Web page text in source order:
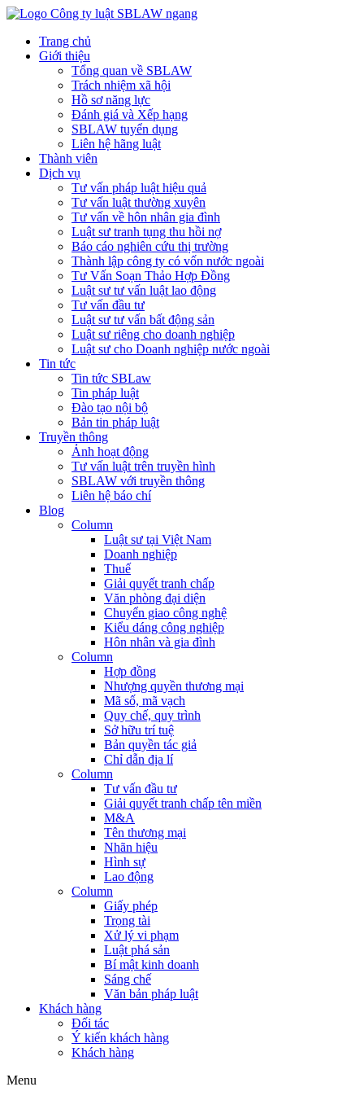
Trang chủ
Giới thiệu
Tổng quan về SBLAW
Trách nhiệm xã hội
Hồ sơ năng lực
Đánh giá và Xếp hạng
SBLAW tuyển dụng
Liên hệ hãng luật
Thành viên
Dịch vụ
Tư vấn pháp luật hiệu quả
Tư vấn luật thường xuyên
Tư vấn về hôn nhân gia đình
Luật sư tranh tụng thu hồi nợ
Báo cáo nghiên cứu thị trường
Thành lập công ty có vốn nước ngoài
Tư Vấn Soạn Thảo Hợp Đồng
Luật sư tư vấn luật lao động
Tư vấn đầu tư
Luật sư tư vấn bất động sản
Luật sư riêng cho doanh nghiệp
Luật sư cho Doanh nghiệp nước ngoài
Tin tức
Tin tức SBLaw
Tin pháp luật
Đào tạo nội bộ
Bản tin pháp luật
Truyền thông
Ảnh hoạt động
Tư vấn luật trên truyền hình
SBLAW với truyền thông
Liên hệ báo chí
Blog
Column
Luật sư tại Việt Nam
Doanh nghiệp
Thuế
Giải quyết tranh chấp
Văn phòng đại diện
Chuyển giao công nghệ
Kiểu dáng công nghiệp
Hôn nhân và gia đình
Column
Hợp đồng
Nhượng quyền thương mại
Mã số, mã vạch
Quy chế, quy trình
Sở hữu trí tuệ
Bản quyền tác giả
Chỉ dẫn địa lí
Column
Tư vấn đầu tư
Giải quyết tranh chấp tên miền
M&A
Tên thương mại
Nhãn hiệu
Hình sự
Lao động
Column
Giấy phép
Trọng tài
Xử lý vi phạm
Luật phá sản
Bí mật kinh doanh
Sáng chế
Văn bản pháp luật
Khách hàng
Đối tác
Ý kiến khách hàng
Khách hàng
Menu